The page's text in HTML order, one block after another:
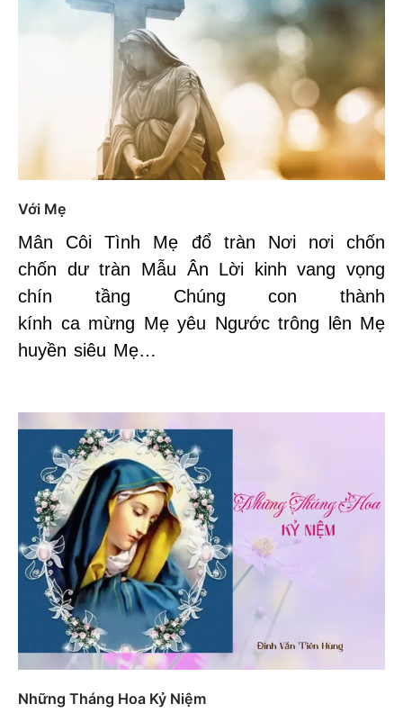
Với Mẹ
Mân Côi Tình Mẹ đổ tràn Nơi nơi chốn
chốn dư tràn Mẫu Ân Lời kinh vang vọng
chín tầng Chúng con thành
kính ca mừng Mẹ yêu Ngước trông lên Mẹ
huyền siêu Mẹ…
Những Tháng Hoa Kỷ Niệm